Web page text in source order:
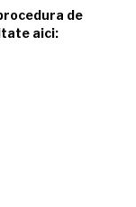
de
aici: